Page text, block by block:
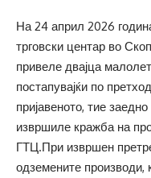
На 24 април 2026
трговски центар во
привеле двајца
постапувајќи по
пријавеното, тие
извршиле кражба на
ГТЦ.При извршен
одземените